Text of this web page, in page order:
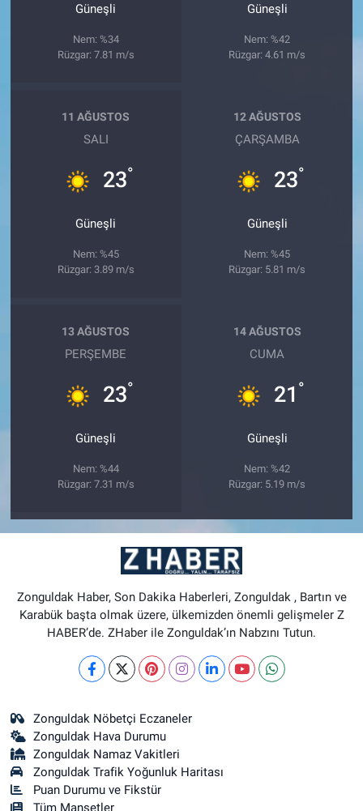
Güneşli
Nem: %34
Rüzgar: 7.81 m/s
Güneşli
Nem: %42
Rüzgar: 4.61 m/s
11 AĞUSTOS
SALI
23°
Güneşli
Nem: %45
Rüzgar: 3.89 m/s
12 AĞUSTOS
ÇARŞAMBA
23°
Güneşli
Nem: %45
Rüzgar: 5.81 m/s
13 AĞUSTOS
PERŞEMBE
23°
Güneşli
Nem: %44
Rüzgar: 7.31 m/s
14 AĞUSTOS
CUMA
21 °
Güneşli
Nem: %42
Rüzgar: 5.19 m/s
Zonguldak Haber, Son Dakika Haberleri, Zonguldak , Bartın ve
Karabük başta olmak üzere, ülkemizden önemli gelişmeler Z
HABER’de. ZHaber ile Zonguldak’ın Nabzını Tutun.
Zonguldak Nöbetçi Eczaneler
Zonguldak Hava Durumu
Zonguldak Namaz Vakitleri
Zonguldak Trafik Yoğunluk Haritası
Puan Durumu ve Fikstür
Tüm Manşetler